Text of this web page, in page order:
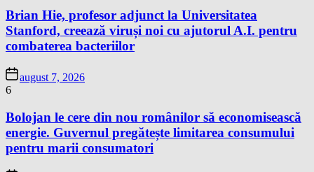
Brian Hie, profesor adjunct la Universitatea
Stanford, creează viruși noi cu ajutorul A.I. pentru
combaterea bacteriilor
august 7, 2026
6
Bolojan le cere din nou românilor să economisească
energie. Guvernul pregătește limitarea consumului
pentru marii consumatori